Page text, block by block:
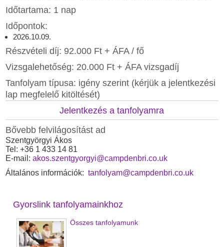
Időtartama: 1 nap
Időpontok:
2026.10.09.
Részvételi díj: 92.000 Ft + ÁFA / fő
Vizsgalehetőség: 20.000 Ft + ÁFA vizsgadíj
Tanfolyam típusa: igény szerint (kérjük a jelentkezési
lap megfelelő kitöltését)
Jelentkezés a tanfolyamra
Bővebb felvilágosítást ad
Szentgyörgyi Ákos
Tel: +36 1 433 14 81
E-mail:akos.szentgyorgyi@campdenbri.co.uk
Általános információk:tanfolyam@campdenbri.co.uk
Gyorslink tanfolyamainkhoz
Összes tanfolyamunk